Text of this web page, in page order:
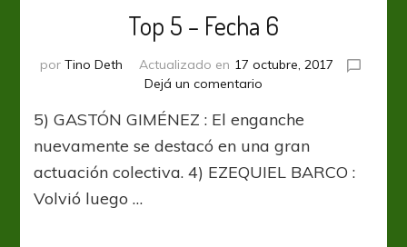
Top 5 – Fecha 6
por Tino Deth Actualizado en 17 octubre, 2017
Dejá un comentario
5
–
Fecha
6
5) GASTÓN GIMÉNEZ : El enganche
nuevamente se destacó en una gran
actuación colectiva. 4) EZEQUIEL BARCO :
Volvió luego …